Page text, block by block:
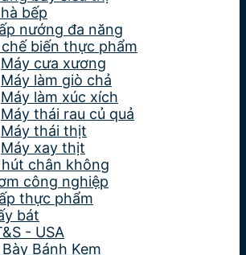
bếp
nướng đa năng
biến thực phẩm
Máy cưa xương
Máy làm giò chả
Máy làm xúc xích
Máy thái rau củ quả
Máy thái thịt
Máy xay thịt
chân không
công nghiệp
thực phẩm
bát
- USA
Bánh Kem